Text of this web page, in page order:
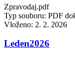
Zpravodaj.pdf
Typ souboru: PDF
Vloženo: 2. 2. 2026
Leden2026